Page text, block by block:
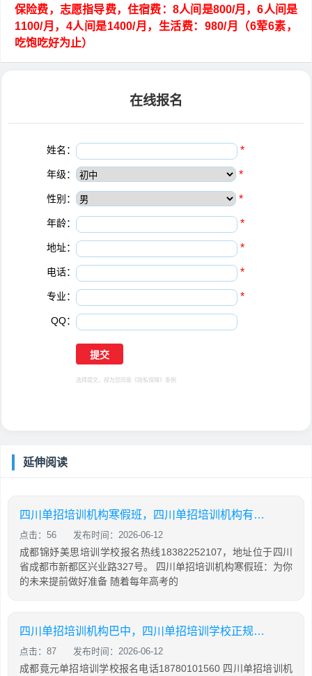
保险费，志愿指导费，住宿费：8人间是800/月，6人间是
1100/月，4人间是1400/月，生活费：980/月（6荤6素，
吃饱吃好为止）
在线报名
姓名： *
年级： *
性别： *
年龄： *
地址： *
电话： *
专业： *
QQ：
选择提交，视为您同意 《隐私保障》 条例
延伸阅读
四川单招培训机构寒假班，四川单招培训机构有哪些
点击：56 发布时间：2026-06-12
成都锦妤美思培训学校报名热线18382252107，地址位于四川
省成都市新都区兴业路327号。 四川单招培训机构寒假班：为你
的未来提前做好准备 随着每年高考的
四川单招培训机构巴中，四川单招培训学校正规学校
点击：87 发布时间：2026-06-12
成都竟元单招培训学校报名电话18780101560 四川单招培训机